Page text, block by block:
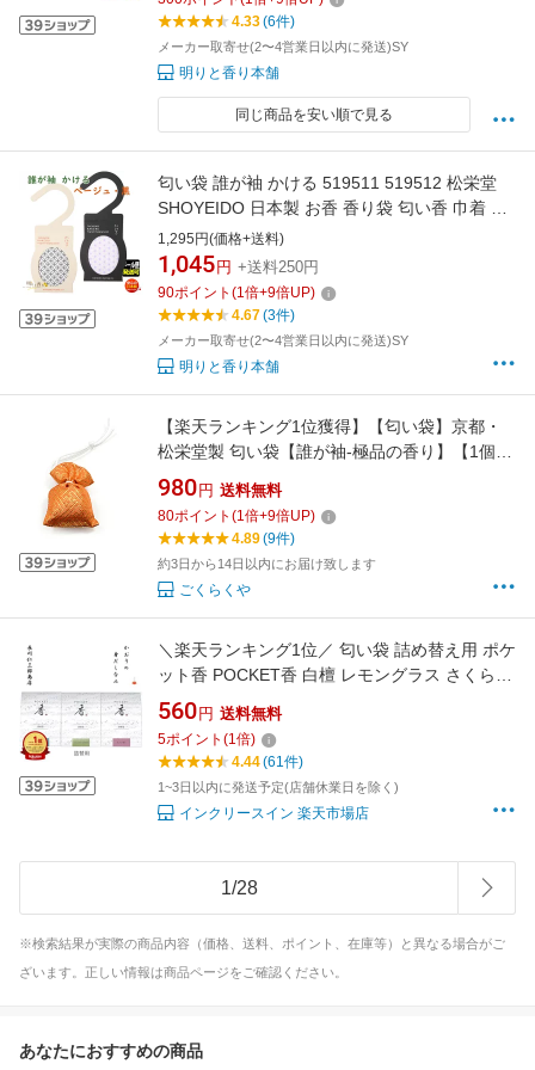
4.33(6件)
メーカー取寄せ(2〜4営業日以内に発送)SY
明りと香り本舗
同じ商品を安い順で見る
匂い袋 誰が袖 かける 519511 519512 松栄堂
SHOYEIDO 日本製 お香 香り袋 匂い香 巾着 匂
香 香り アロマ サシェ 携帯用 衣替え クローゼ
ット たんす 衣類 ハンガー たがそで だれがそで
和風 プレゼント クリスマス
1,295円(価格+送料)
1,045 円 +送料250円
90ポイント (1倍+9倍UP)
4.67(3件)
メーカー取寄せ(2〜4営業日以内に発送)SY
明りと香り本舗
【楽天ランキング1位獲得】【匂い袋】京都・
松栄堂製 匂い袋【誰が袖-極品の香り】【1個入
り-ケース入り】長さ6cmサイズにおい袋 匂袋
かわいい アロマ お香 持ち運び 匂い消し 芳香剤
消臭 プレゼント ギフト
980 円 送料無料
80ポイント (1倍+9倍UP)
4.89(9件)
約3日から14日以内にお届け致します
ごくらくや
＼楽天ランキング1位／ 匂い袋 詰め替え用 ポケ
ット香 POCKET香 白檀 レモングラス さくら
サンダルウッド リフィル お香 香り 香り袋 サク
ラ 桜 天然香原料 カードタイプ ポケット チーフ
かばん バッグ アロマ フレグランス 着物 和装
和柄 日本製 長川仁三郎 ミニレター
560 円 送料無料
5ポイント (1倍)
4.44(61件)
1~3日以内に発送予定(店舗休業日を除く)
インクリースイン 楽天市場店
1/28
※検索結果が実際の商品内容（価格、送料、ポイント、在庫等）と異なる場合がご
ざいます。正しい情報は商品ページをご確認ください。
あなたにおすすめの商品